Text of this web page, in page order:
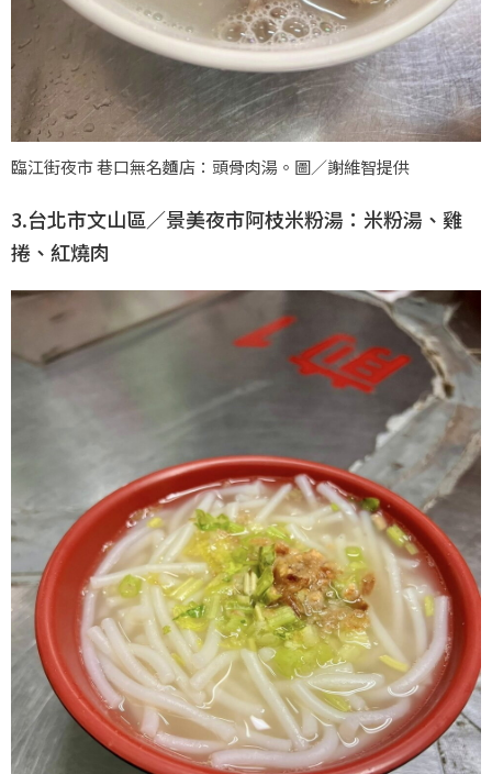
臨江街夜市 巷口無名麵店：頭骨肉湯。圖／謝維智提供
3.台北市文山區／景美夜市阿枝米粉湯：米粉湯、雞
捲、紅燒肉